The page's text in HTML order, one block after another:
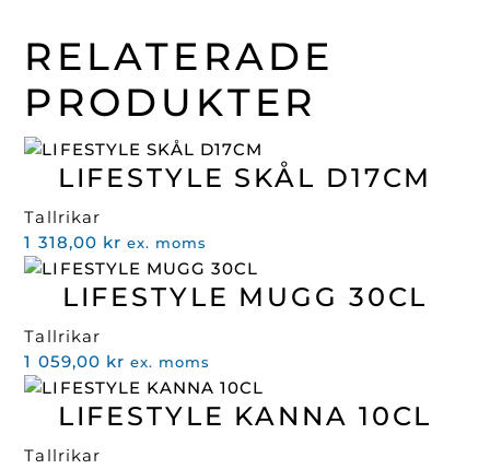
RELATERADE
PRODUKTER
LIFESTYLE SKÅL D17CM
Tallrikar
1 318,00 kr ex. moms
LIFESTYLE MUGG 30CL
Tallrikar
1 059,00 kr ex. moms
LIFESTYLE KANNA 10CL
Tallrikar